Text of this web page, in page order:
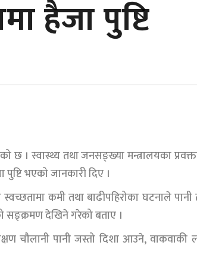
हैजा पुष्टि
छ । स्वास्थ्य तथा जनसङ्ख्या मन्त्रालयका
भएको जानकारी दिए ।
कमी तथा बाढीपहिरोका घटनाले पानी
सङ्क्रमण देखिने गरेको बताए ।
चौलानी पानी जस्तो दिशा आउने, वाकवाकी